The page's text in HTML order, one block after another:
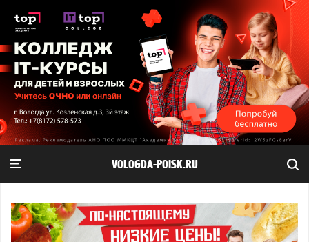
VOLOGDA-POISK.RU